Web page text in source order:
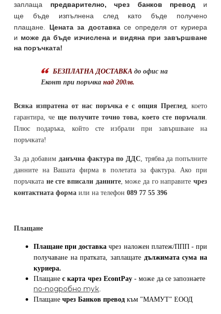
заплаща предварително, чрез банков превод и
ще бъде изпълнена след като бъде получено
плащане. Цената за доставкасе определя от куриера
и може да бъде изчислена и видяна при завършване
на поръчката!
БЕЗПЛАТНА ДОСТАВКА до офис на
Еконт при поръчка над 200лв.
Всяка изпратена от нас поръчка е с опция Преглед, което
гарантира, че ще получите точно това, което сте поръчали.
Плюс подаръка, който сте избрали при завършване на
поръчката!
За да добавим данъчна фактура по ДДС, трябва да попълните
данните на Вашата фирма в полетата за фактура. Ако при
поръчката не сте вписали данните, може да го направитечрез
контактната форма или на телефон 089 77 55 396
Плащане
Плащане при доставка чрез наложен платеж/ППП - при
получаване на пратката, заплащате дължимата сума на
куриера.
Плащанес карта чрез EcontPay- може да се запознаете
по-подробно тук.
Плащане чрез Банков превод към "МАМУТ" ЕООД